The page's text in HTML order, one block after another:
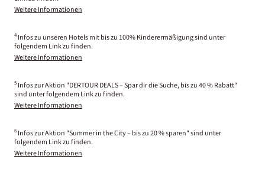
Weitere Informationen
4 Infos zu unseren Hotels mit bis zu 100% Kinderermäßigung sind unter
folgendem Link zu finden.
Weitere Informationen
5 Infos zur Aktion "DERTOUR DEALS – Spar dir die Suche, bis zu 40 % Rabatt"
sind unter folgendem Link zu finden.
Weitere Informationen
6 Infos zur Aktion "Summer in the City – bis zu 20 % sparen" sind unter
folgendem Link zu finden.
Weitere Informationen